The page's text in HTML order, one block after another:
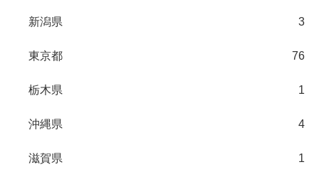
新潟県 3
東京都 76
栃木県 1
沖縄県 4
滋賀県 1